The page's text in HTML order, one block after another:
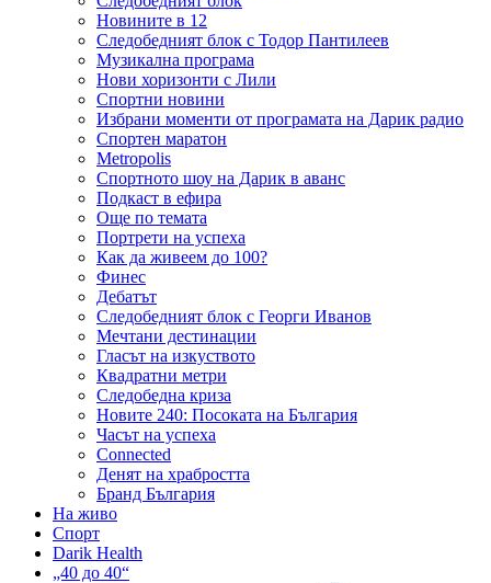
Новините в 12
Следобедният блок с Тодор Пантилеев
Музикална програма
Нови хоризонти с Лили
Спортни новини
Избрани моменти от програмата на Дарик радио
Спортен маратон
Metropolis
Спортното шоу на Дарик в аванс
Подкаст в ефира
Още по темата
Портрети на успеха
Как да живеем до 100?
Финес
Дебатът
Следобедният блок с Георги Иванов
Мечтани дестинации
Гласът на изкуството
Квадратни метри
Следобедна криза
Новите 240: Посоката на България
Часът на успеха
Connected
Денят на храбростта
Бранд България
На живо
Спорт
Darik Health
„40 до 40“